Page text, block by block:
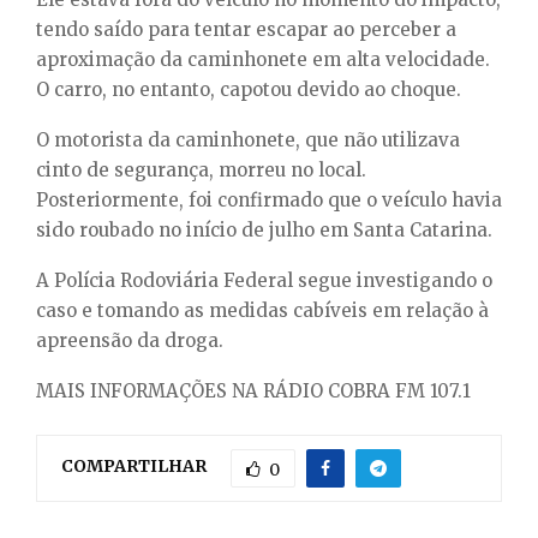
tendo saído para tentar escapar ao perceber a
aproximação da caminhonete em alta velocidade.
O carro, no entanto, capotou devido ao choque.
O motorista da caminhonete, que não utilizava
cinto de segurança, morreu no local.
Posteriormente, foi confirmado que o veículo havia
sido roubado no início de julho em Santa Catarina.
A Polícia Rodoviária Federal segue investigando o
caso e tomando as medidas cabíveis em relação à
apreensão da droga.
MAIS INFORMAÇÕES NA RÁDIO COBRA FM 107.1
COMPARTILHAR 0